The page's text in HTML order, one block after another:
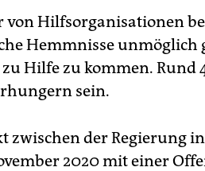
Hilfsorganisationen
Hemmnisse unmöglich
Hilfe zu kommen. Rund
sein.
zwischen der Regierung
2020 mit einer